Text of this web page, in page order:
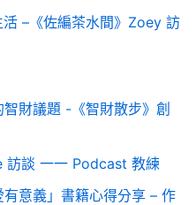
–《佐編茶水間》Zoey 訪
財議題 -《智財散步》創
訪談 一一 Podcast 教練
意義」書籍心得分享 – 作